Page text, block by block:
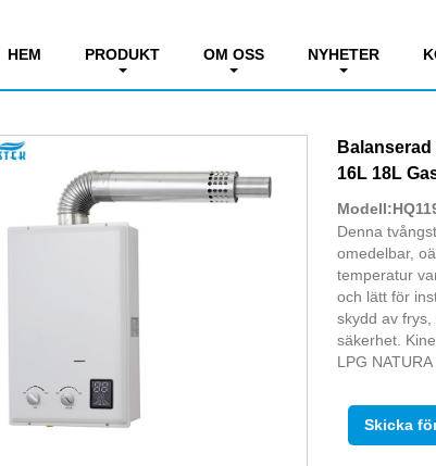
HEM PRODUKT OM OSS NYHETER
16L 18L
Denna
omedelbar,
temperatur
och lätt för
skydd av
säkerhet.
LPG
Skicka